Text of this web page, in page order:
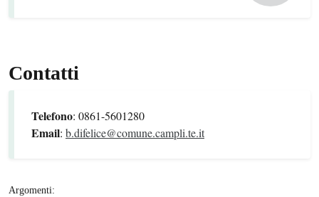
Contatti
Telefono: 0861-5601280
Email: b.difelice@comune.campli.te.it
Argomenti: